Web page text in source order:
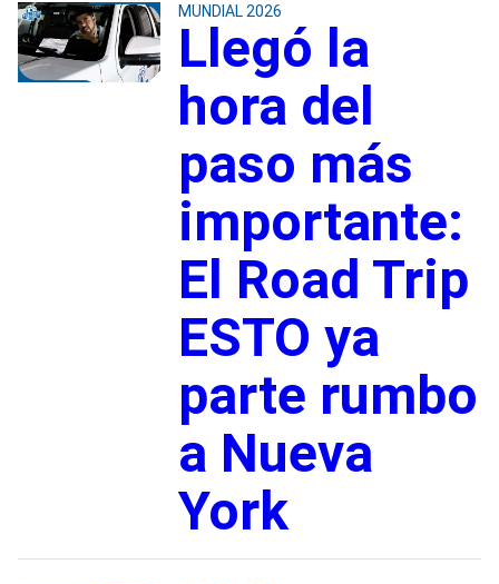
MUNDIAL 2026
Llegó la
hora del
paso más
importante:
El Road Trip
ESTO ya
parte rumbo
a Nueva
York